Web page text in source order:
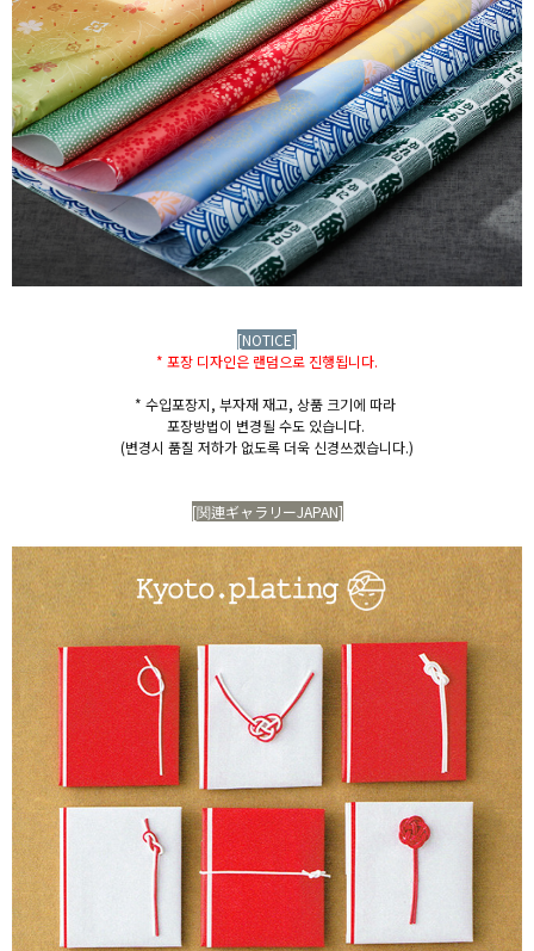
[NOTICE]
* 포장 디자인은 랜덤으로 진행됩니다.
* 수입포장지, 부자재 재고, 상품 크기에 따라
포장방법이 변경될 수도 있습니다.
(변경시 품질 저하가 없도록 더욱 신경쓰겠습니다.)
[関連ギャラリーJAPAN]